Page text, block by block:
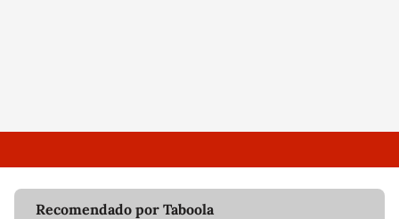
Recomendado por Taboola